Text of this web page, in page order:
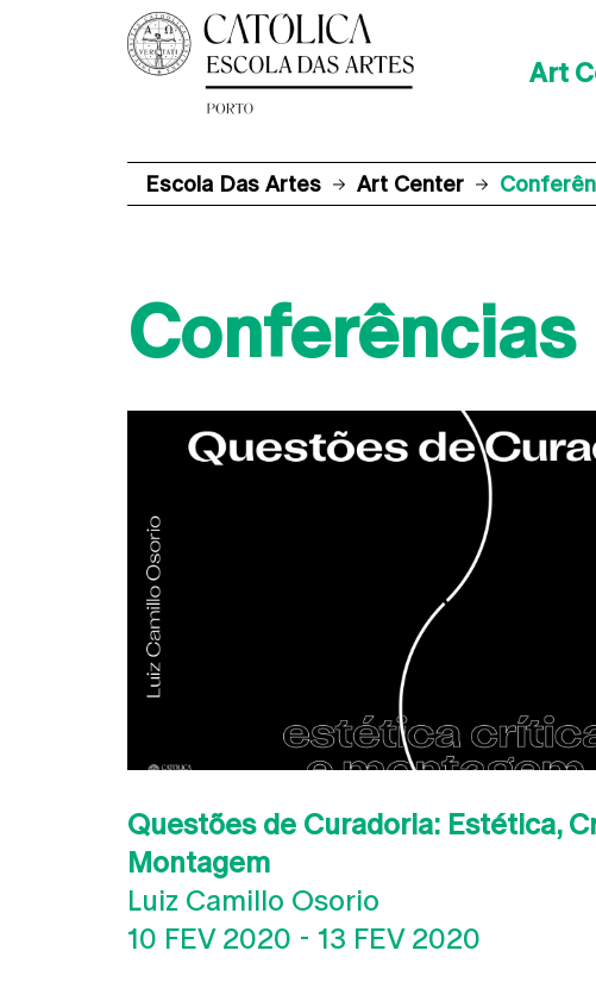
Art
Escola Das Artes Art Center
Conferências
Questões de Curadoria: Estética,
Montagem
Luiz Camillo Osorio
10 FEV 2020 - 13 FEV 2020